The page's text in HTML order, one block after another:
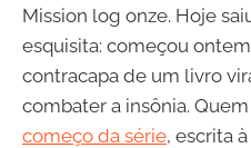
Mission log onze. Hoje
esquisita: começou
contracapa de um livro
combater a insônia.
começo da série, escrita